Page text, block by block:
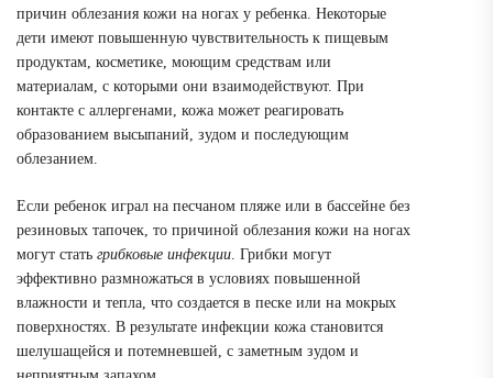
причин облезания кожи на ногах у ребенка. Некоторые
дети имеют повышенную чувствительность к пищевым
продуктам, косметике, моющим средствам или
материалам, с которыми они взаимодействуют. При
контакте с аллергенами, кожа может реагировать
образованием высыпаний, зудом и последующим
облезанием.
Если ребенок играл на песчаном пляже или в бассейне без
резиновых тапочек, то причиной облезания кожи на ногах
могут стать грибковые инфекции. Грибки могут
эффективно размножаться в условиях повышенной
влажности и тепла, что создается в песке или на мокрых
поверхностях. В результате инфекции кожа становится
шелушащейся и потемневшей, с заметным зудом и